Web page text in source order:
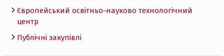
Європейський освітньо-науково технологічний
центр
Публічні закупівлі